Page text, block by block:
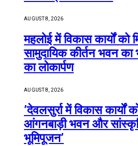
AUGUST 8, 2026
महलोई में विकास कार्यों को
सामुदायिक कीर्तन भवन
का लोकार्पण
AUGUST 8, 2026
’देवलसुर्रा में विकास कार्यों
आंगनबाड़ी भवन और
भूमिपूजन’